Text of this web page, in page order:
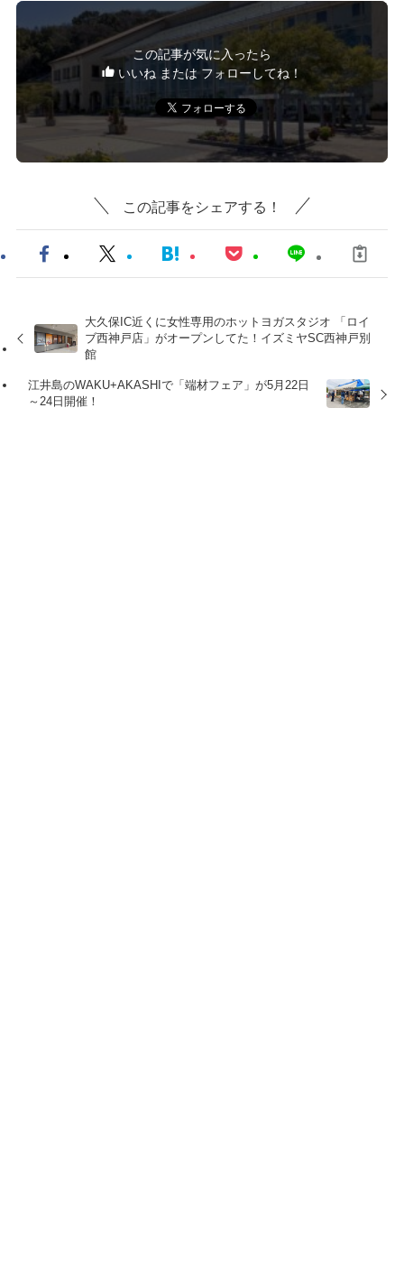
この記事が気に入ったら
いいね または フォローしてね！
この記事をシェアする！
大久保IC近くに女性専用のホットヨガスタジオ 「ロイ
ブ西神戸店」がオープンしてた！イズミヤSC西神戸別
館
江井島のWAKU+AKASHIで「端材フェア」が5月22日
～24日開催！